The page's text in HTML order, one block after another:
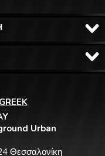
Urban
Θεσσαλονίκη